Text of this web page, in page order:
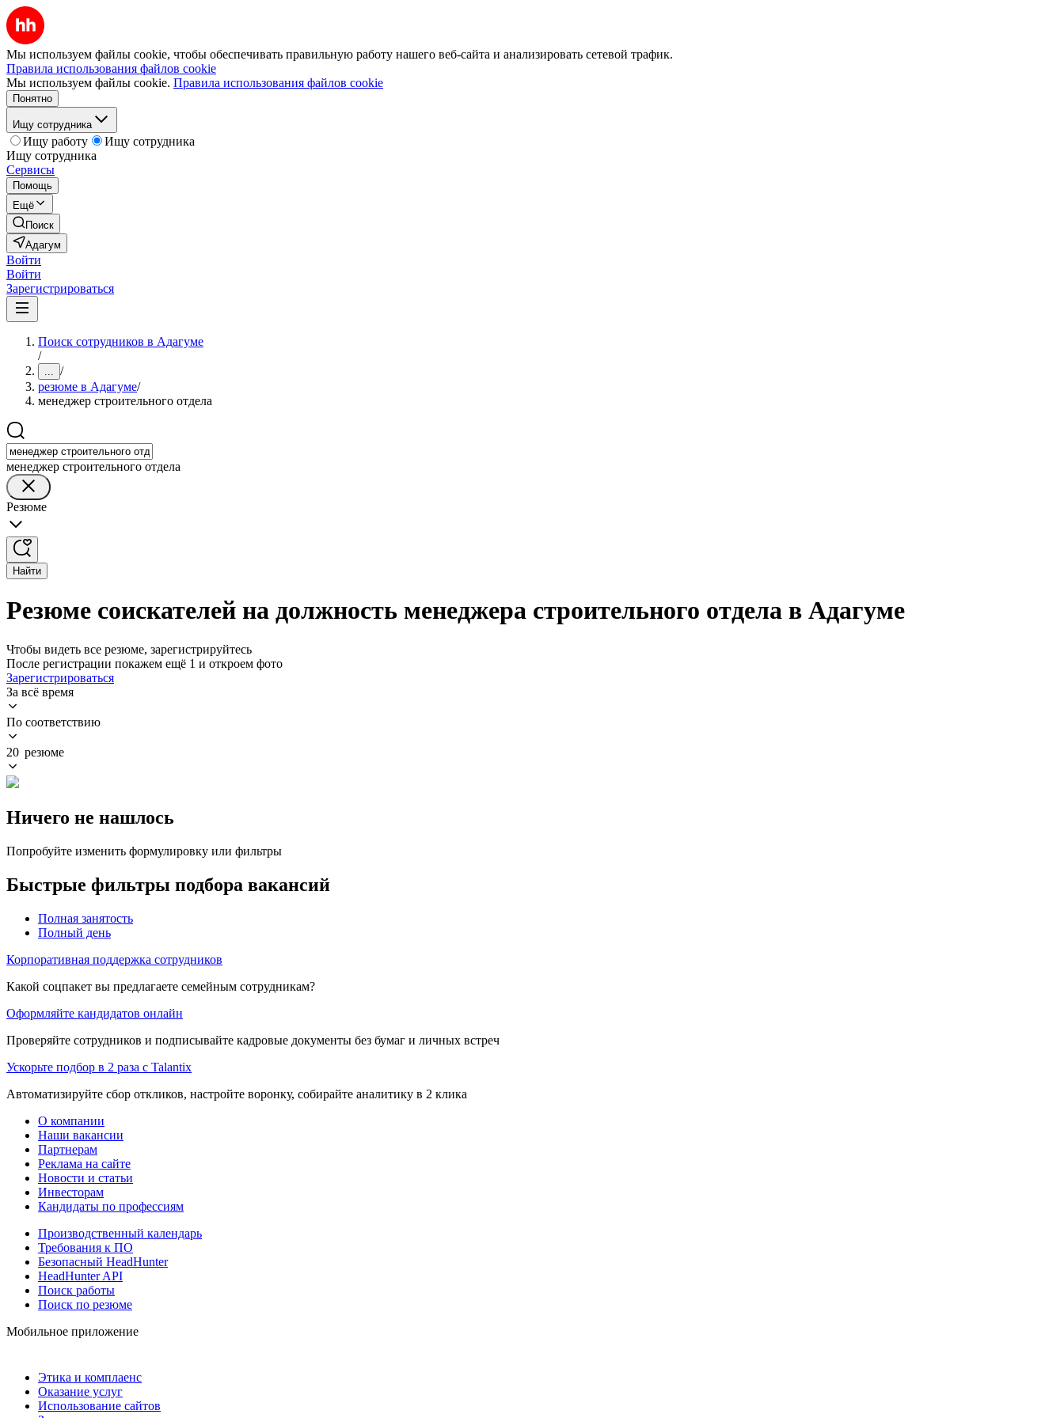
Мы используем файлы cookie, чтобы обеспечивать правильную работу нашего веб-сайта и анализировать сетевой трафик.
Правила использования файлов cookie
Мы используем файлы cookie. Правила использования файлов cookie
Понятно
Ищу сотрудника
Ищу работу
Ищу сотрудника
Ищу сотрудника
Сервисы
Помощь
Ещё
Поиск
Адагум
Войти
Войти
Зарегистрироваться
Поиск сотрудников в Адагуме
/
... /
резюме в Адагуме/
менеджер строительного отдела
менеджер строительного отдела
Резюме
Найти
Резюме соискателей на должность менеджера строительного отдела в Адагуме
Чтобы видеть все резюме, зарегистрируйтесь
После регистрации покажем ещё 1 и откроем фото
Зарегистрироваться
За всё время
По соответствию
20 резюме
Ничего не нашлось
Попробуйте изменить формулировку или фильтры
Быстрые фильтры подбора вакансий
Полная занятость
Полный день
Корпоративная поддержка сотрудников
Какой соцпакет вы предлагаете семейным сотрудникам?
Оформляйте кандидатов онлайн
Проверяйте сотрудников и подписывайте кадровые документы без бумаг и личных встреч
Ускорьте подбор в 2 раза с Talantix
Автоматизируйте сбор откликов, настройте воронку, собирайте аналитику в 2 клика
О компании
Наши вакансии
Партнерам
Реклама на сайте
Новости и статьи
Инвесторам
Кандидаты по профессиям
Производственный календарь
Требования к ПО
Безопасный HeadHunter
HeadHunter API
Поиск работы
Поиск по резюме
Мобильное приложение
Этика и комплаенс
Оказание услуг
Использование сайтов